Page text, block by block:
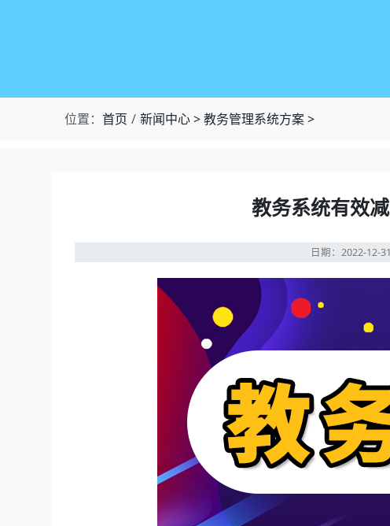
位置： 首页 新闻中心>教务管理系统方案>
教务系统有效
日期：2022-